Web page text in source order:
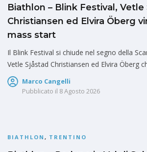
Biathlon – Blink Festival, Vetle
Christiansen ed Elvira Öberg
mass start
Il Blink Festival si chiude nel segno della
Vetle Sjåstad Christiansen ed Elvira Öberg
Marco Cangelli
Pubblicato il 8 Agosto 2026
BIATHLON , TRENTINO